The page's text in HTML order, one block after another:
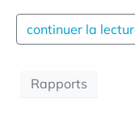
continuer la
Rapports